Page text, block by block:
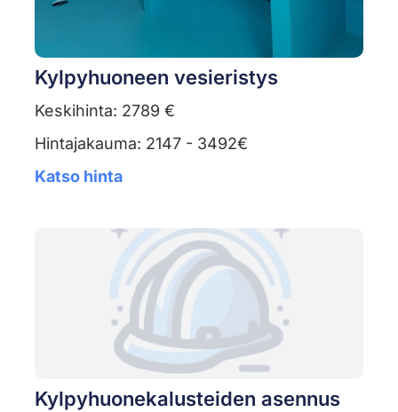
Kylpyhuoneen vesieristys
Keskihinta: 2789 €
Hintajakauma: 2147 - 3492€
Katso hinta
Kylpyhuonekalusteiden asennus